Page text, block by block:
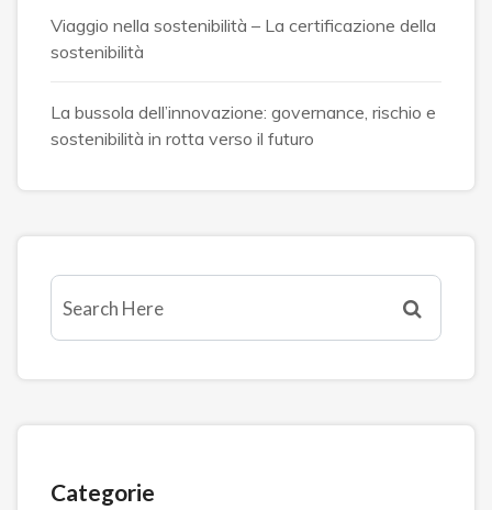
Viaggio nella sostenibilità – La certificazione della
sostenibilità
La bussola dell’innovazione: governance, rischio e
sostenibilità in rotta verso il futuro
Categorie